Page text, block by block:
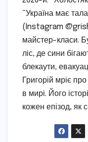
“Україна має
(Instagram
майстер-класи.
ліс, де сини
блекаути,
Григорій мріє
в мирі. Його
кожен епізод, як